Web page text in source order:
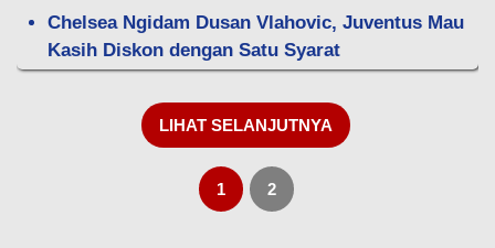
Chelsea Ngidam Dusan Vlahovic, Juventus Mau
Kasih Diskon dengan Satu Syarat
LIHAT SELANJUTNYA
1 2